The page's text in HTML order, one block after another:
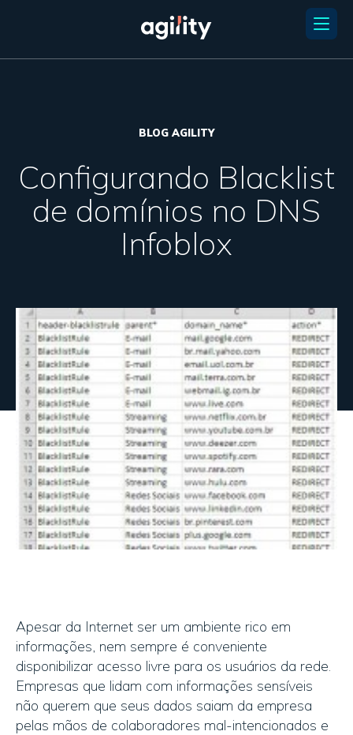
BLOG AGILITY
Configurando Blacklist
de domínios no DNS
Infoblox
Apesar da Internet ser um ambiente rico em
informações, nem sempre é conveniente
disponibilizar acesso livre para os usuários da rede.
Empresas que lidam com informações sensíveis
não querem que seus dados saiam da empresa
pelas mãos de colaboradores mal-intencionados e